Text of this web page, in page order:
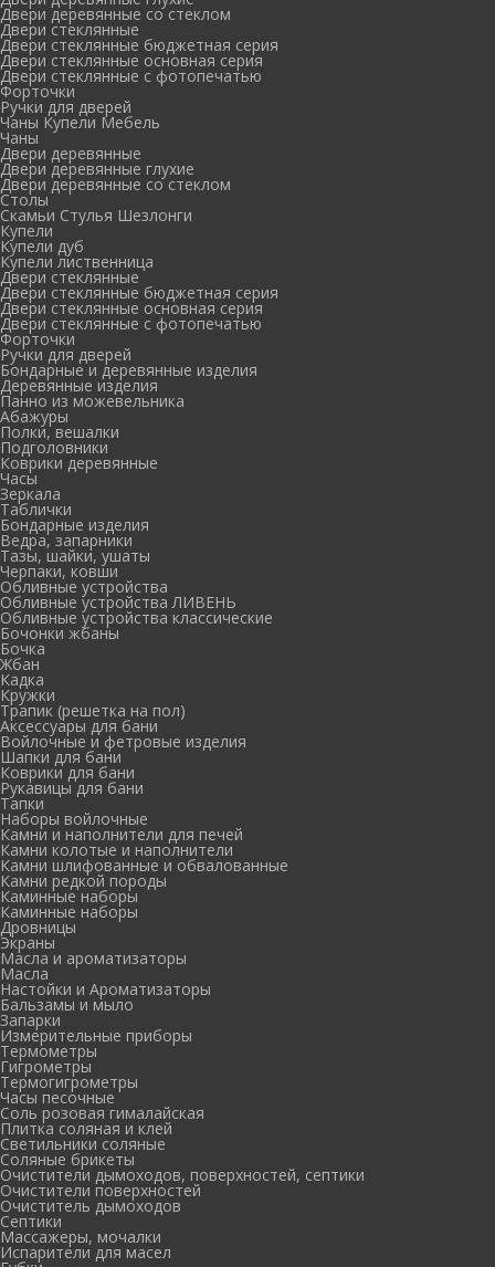
Двери деревянные со стеклом
Двери стеклянные
Двери стеклянные бюджетная серия
Двери стеклянные основная серия
Двери стеклянные с фотопечатью
Форточки
Ручки для дверей
Чаны Купели Мебель
Чаны
Двери деревянные
Двери деревянные глухие
Двери деревянные со стеклом
Столы
Скамьи Стулья Шезлонги
Купели
Купели дуб
Купели лиственница
Двери стеклянные
Двери стеклянные бюджетная серия
Двери стеклянные основная серия
Двери стеклянные с фотопечатью
Форточки
Ручки для дверей
Бондарные и деревянные изделия
Деревянные изделия
Панно из можевельника
Абажуры
Полки, вешалки
Подголовники
Коврики деревянные
Часы
Зеркала
Таблички
Бондарные изделия
Ведра, запарники
Тазы, шайки, ушаты
Черпаки, ковши
Обливные устройства
Обливные устройства ЛИВЕНЬ
Обливные устройства классические
Бочонки жбаны
Бочка
Жбан
Кадка
Кружки
Трапик (решетка на пол)
Аксессуары для бани
Войлочные и фетровые изделия
Шапки для бани
Коврики для бани
Рукавицы для бани
Тапки
Наборы войлочные
Камни и наполнители для печей
Камни колотые и наполнители
Камни шлифованные и обвалованные
Камни редкой породы
Каминные наборы
Каминные наборы
Дровницы
Экраны
Масла и ароматизаторы
Масла
Настойки и Ароматизаторы
Бальзамы и мыло
Запарки
Измерительные приборы
Термометры
Гигрометры
Термогигрометры
Часы песочные
Соль розовая гималайская
Плитка соляная и клей
Светильники соляные
Соляные брикеты
Очистители дымоходов, поверхностей, септики
Очистители поверхностей
Очиститель дымоходов
Септики
Массажеры, мочалки
Испарители для масел